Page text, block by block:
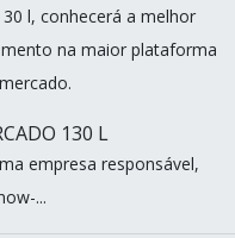
l, conhecerá a melhor
na maior plataforma
130 L
empresa responsável,
...